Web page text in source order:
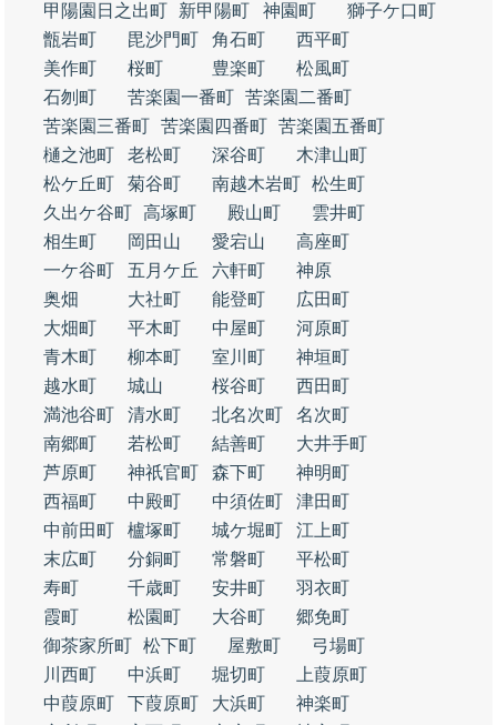
甲陽園日之出町
新甲陽町 神園町
獅子ケ口町
甑岩町
毘沙門町 角石町
西平町
美作町
桜町 豊楽町
松風町
石刎町
苦楽園一番町 苦楽園二番町
苦楽園三番町 苦楽園四番町 苦楽園五番町
樋之池町
老松町 深谷町
木津山町
松ケ丘町
菊谷町 南越木岩町 松生町
久出ケ谷町 高塚町 殿山町
雲井町
相生町
岡田山 愛宕山
高座町
一ケ谷町
五月ケ丘 六軒町
神原
奥畑
大社町 能登町
広田町
大畑町
平木町 中屋町
河原町
青木町
柳本町 室川町
神垣町
越水町
城山 桜谷町
西田町
満池谷町
清水町 北名次町
名次町
南郷町
若松町 結善町
大井手町
芦原町
神祇官町 森下町
神明町
西福町
中殿町 中須佐町
津田町
中前田町
櫨塚町 城ケ堀町
江上町
末広町
分銅町 常磐町
平松町
寿町
千歳町 安井町
羽衣町
霞町
松園町 大谷町
郷免町
御茶家所町 松下町 屋敷町
弓場町
川西町
中浜町 堀切町
上葭原町
中葭原町
下葭原町 大浜町
神楽町